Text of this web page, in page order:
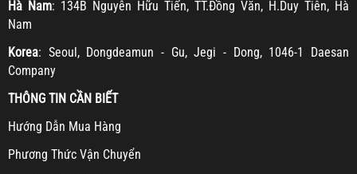
Hà Nam: 134B Nguyễn Hữu Tiến, TT.Đồng Văn, H.Duy Tiên, Hà
Nam
Korea: Seoul, Dongdeamun - Gu, Jegi - Dong, 1046-1 Daesan
Company
THÔNG TIN CẦN BIẾT
Hướng Dẫn Mua Hàng
Phương Thức Vận Chuyển